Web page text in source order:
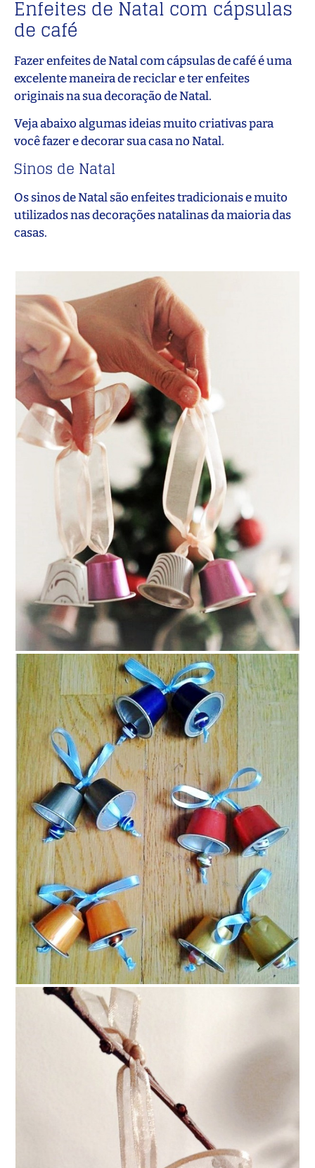
Enfeites de Natal com cápsulas
de café
Fazer enfeites de Natal com cápsulas de café é uma
excelente maneira de reciclar e ter enfeites
originais na sua decoração de Natal.
Veja abaixo algumas ideias muito criativas para
você fazer e decorar sua casa no Natal.
Sinos de Natal
Os sinos de Natal são enfeites tradicionais e muito
utilizados nas decorações natalinas da maioria das
casas.